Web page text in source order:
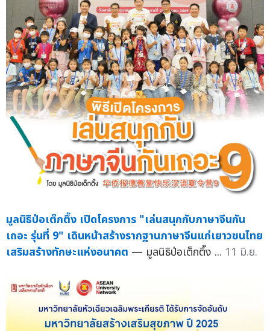
มูลนิธิป่อเต็กตึ๊ง เปิดโครงการ "เล่นสนุกกับภาษาจีนกัน
เถอะ รุ่นที่ 9" เดินหน้าสร้างรากฐานภาษาจีนแก่เยาวชนไทย
เสริมสร้างทักษะแห่งอนาคต — มูลนิธิป่อเต็กตึ๊ง ... 11 มิ.ย.